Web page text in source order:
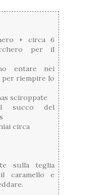
+ circa 6
per il
entare nei
per riempire lo
sciroppate
succo del
circa
sulla teglia
caramello e